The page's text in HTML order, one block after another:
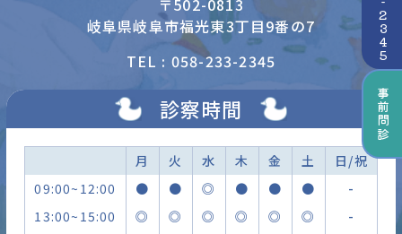
〒502-0813
岐阜県岐阜市福光東3丁目9番の7
TEL : 058-233-2345
診察時間
月 火 水 木 金 土
日/祝
09:00~12:00
● ● ◎ ● ● ●
-
13:00~15:00
◎ ◎ ◎ ◎ ◎ ◎
-
事前問診